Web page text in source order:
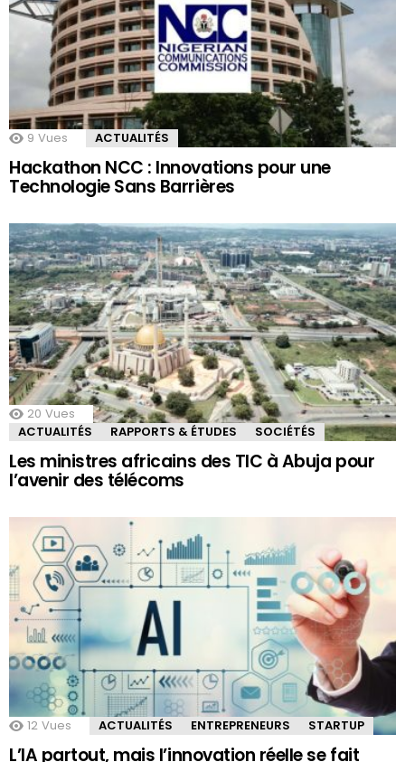
9 Vues ACTUALITÉS
Hackathon NCC : Innovations pour une
Technologie Sans Barrières
20 Vues
ACTUALITÉS
RAPPORTS & ÉTUDES SOCIÉTÉS
Les ministres africains des TIC à Abuja pour
l’avenir des télécoms
12 Vues ACTUALITÉS ENTREPRENEURS STARTUP
L’IA partout, mais l’innovation réelle se fait